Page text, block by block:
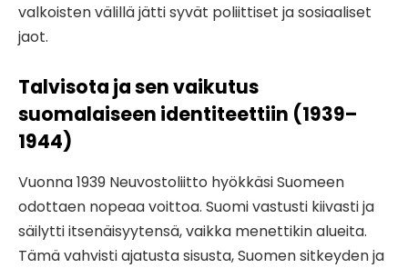
valkoisten välillä jätti syvät poliittiset ja sosiaaliset
jaot.
Talvisota ja sen vaikutus
suomalaiseen identiteettiin (1939–
1944)
Vuonna 1939 Neuvostoliitto hyökkäsi Suomeen
odottaen nopeaa voittoa. Suomi vastusti kiivasti ja
säilytti itsenäisyytensä, vaikka menettikin alueita.
Tämä vahvisti ajatusta sisusta, Suomen sitkeyden ja